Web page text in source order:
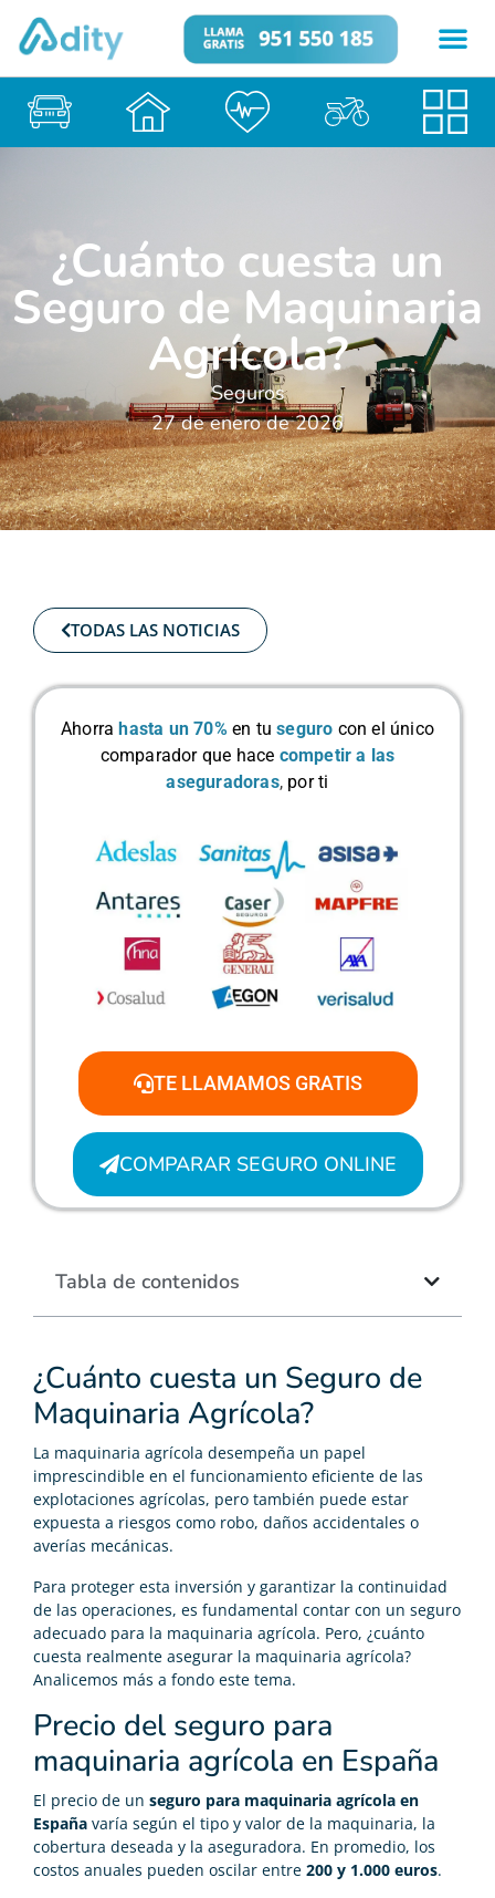
¿Cuánto cuesta un
Seguro de Maquinaria
Agrícola?
Seguros
27 de enero de 2026
¿Cuánto cuesta un Seguro de
Maquinaria Agrícola?
La maquinaria agrícola desempeña un papel
imprescindible en el funcionamiento eficiente de las
explotaciones agrícolas, pero también puede estar
expuesta a riesgos como robo, daños accidentales o
averías mecánicas.
Para proteger esta inversión y garantizar la continuidad
de las operaciones, es fundamental contar con un seguro
adecuado para la maquinaria agrícola. Pero, ¿cuánto
cuesta realmente asegurar la maquinaria agrícola?
Analicemos más a fondo este tema.
Precio del seguro para
maquinaria agrícola en España
El precio de un seguro para maquinaria agrícola en
España varía según el tipo y valor de la maquinaria, la
cobertura deseada y la aseguradora. En promedio, los
costos anuales pueden oscilar entre 200 y 1.000 euros.
TODAS LAS NOTICIAS
Ahorra hasta un 70% en tuseguro con el único
comparador que hace competir a las
aseguradoras, por ti
TE LLAMAMOS GRATIS
COMPARAR SEGURO ONLINE
Tabla de contenidos